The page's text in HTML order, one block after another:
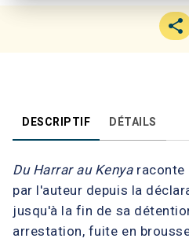
DESCRIPTIF DÉTAILS
Du Harrar au Kenyaraconte
par l'auteur depuis la
jusqu'à la fin de sa
arrestation, fuite en